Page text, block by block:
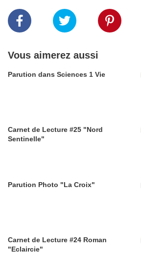
Vous aimerez aussi
Parution dans Sciences 1 Vie
Carnet de Lecture #25 "Nord
Sentinelle"
Parution Photo "La Croix"
Carnet de Lecture #24 Roman
"Eclaircie"